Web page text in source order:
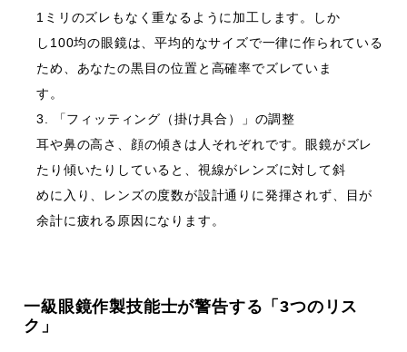
1ミリのズレもなく重なるように加工します。しか
し100均の眼鏡は、平均的なサイズで一律に作られている
ため、あなたの黒目の位置と高確率でズレていま
す。
「フィッティング（掛け具合）」の調整
耳や鼻の高さ、顔の傾きは人それぞれです。眼鏡がズレ
たり傾いたりしていると、視線がレンズに対して斜
めに入り、レンズの度数が設計通りに発揮されず、目が
余計に疲れる原因になります。
一級眼鏡作製技能士が警告する「3つのリス
ク」